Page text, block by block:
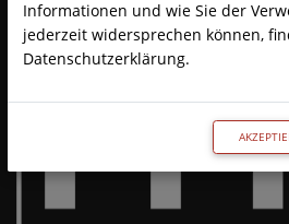
Informationen und wie Sie der
jederzeit widersprechen können,
Datenschutzerklärung.